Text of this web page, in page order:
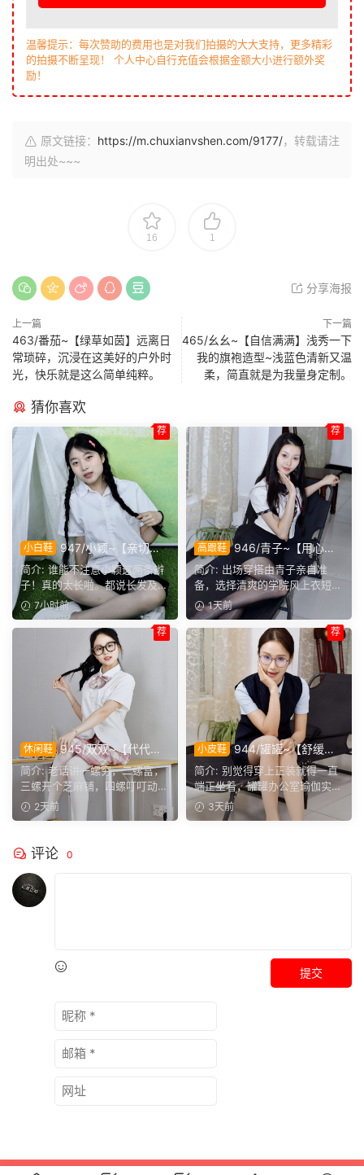
温馨提示：每次赞助的费用也是对我们拍摄的大大支持，更多精彩
的拍摄不断呈现！ 个人中心自行充值会根据金额大小进行额外奖
励！
原文链接： https://m.chuxianvshen.com/9177/，转载请注
明出处~~~
16 1
分享海报
上一篇
463/番茄~【绿草如茵】远离日
常琐碎，沉浸在这美好的户外时
光，快乐就是这么简单纯粹。
下一篇
465/幺幺~【自信满满】浅秀一下
我的旗袍造型~浅蓝色清新又温
柔，简直就是为我量身定制。
猜你喜欢
小白鞋
947/小颖~【亲切大
方】神情温和从容，是印象里
邻家女孩的样子，温顺恬静，
越看越舒服。
简介: 谁能不注意小颖这两条辫
子！真的太长啦。都说长发及
腰，她这编好的麻花辫，...
7小时前
荐
高跟鞋
946/青子~【用心准
备】来看青子亲自准备的整套
穿搭，经典学院风上身，这套
上身效果很合意。
简介: 出场穿搭由青子亲自准
备，选择清爽的学院风上衣短
裙。两双同款材质的袜子，...
1天前
荐
休闲鞋 945/双双~【代代相
传】提起手指螺纹的老话，不
少人小时候都听过，大家还能
回忆起几句？
简介: 老话讲一螺穷，二螺富，
三螺开个芝麻铺，四螺叮叮动，
五螺挑屎桶。和双双聊...
2天前
荐
小皮鞋 944/罐罐~【舒缓筋
骨】谁说正装不方便舒展肢
体，干练得体的职场装束，练
瑜伽完全不受影响。
简介: 别觉得穿上正装就得一直
端正坐着，罐罐办公室瑜伽实拍
来啦。就算一身正装，...
3天前
荐
评论 0
提交